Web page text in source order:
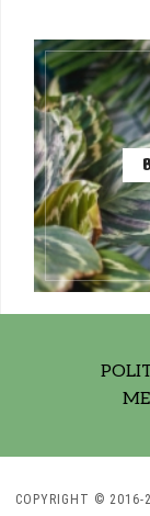
COPYRIGHT © 2016-